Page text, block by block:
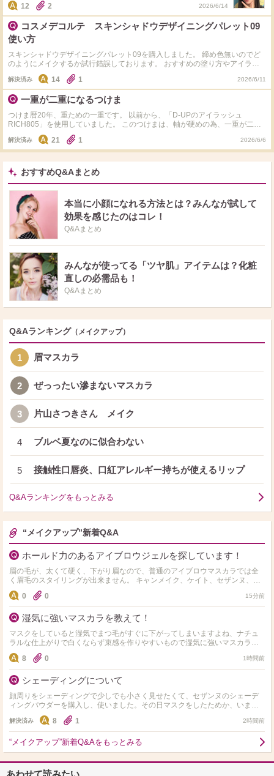
12
2 2026/6/14
コスメデコルテ スキンシャドウデザイニングパレット09
使い方
スキンシャドウデザイニングパレット09を購入しました。 締め色無いのでど
のようにメイクするか試行錯誤しております。 おすすめの塗り方やアイライ
ンの引き方、 涙袋の作り方、相性の良いコスメアイテム何でも良いので 09番
愛用している方、ナチュラルメイク得意な方是非教えてください！
解決済み 14 1 2026/6/11
一重が二重になるつけま
つけま暦20年、重ための一重です。 以前から、「D-UPのアイラッシュ
RICH805」を使用していました。 このつけまは、軸が硬めの為、一重が二重
になるのと、毛が自然だったので、好んで愛用していました。 2022年頃から
コロナの影響なのか、商品が明らかに変わり、つけまの軸が柔らかくなり、二
重にならない&一回でダメになる ので使用しなくなりました。 一重が二重に
なる「軸が硬めのつけま&自然な毛質」をご存知の方いらっしゃいましたら、
教えていただきたいです。 「軸が硬めのつけま」のみでも嬉しいです！ よろ
しくお願いします。
解決済み 21 1 2026/6/6
おすすめQ&Aまとめ
本当に小顔になれる方法とは？みんなが試して
効果を感じたのはコレ！
Q&Aまとめ
みんなが使ってる「ツヤ肌」アイテムは？化粧
直しの必需品も！
Q&Aまとめ
Q&Aランキング （メイクアップ）
1 眉マスカラ
2 ぜっったい滲まないマスカラ
3 片山さつきさん メイク
4 ブルベ夏なのに似合わない
5 接触性口唇炎、口紅アレルギー持ちが使えるリップ
Q&Aランキングをもっとみる
“メイクアップ”新着Q&A
ホールド力のあるアイブロウジェルを探しています！
眉の毛が、太くて硬く、下がり眉なので、普通のアイブロウマスカラでは全
く眉毛のスタイリングが出来ません。 キャンメイク、ケイト、セザンヌ、キ
スミー等々、使用して来ましたが、どれも全く眉毛が上がりま…
0 0 15分前
湿気に強いマスカラを教えて！
マスクをしていると湿気でまつ毛がすぐに下がってしまいますよね、ナチュ
ラルな仕上がりで白くならず束感を作りやすいもので湿気に強いマスカラを
教えてください♪
8 0 1時間前
シェーディングについて
顔周りをシェーディングで少しでも小さく見せたくて、セザンヌのシェーデ
ィングパウダーを購入し、使いました。その日マスクをしたためか、いまい
ちよくわからなかったです。マスクにはついていなかったです。 …
解決済み 8 1 2時間前
“メイクアップ”新着Q&Aをもっとみる
あわせて読みたい